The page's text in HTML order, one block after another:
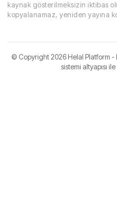
kaynak gösterilmeksizin iktibas
kopyalanamaz, yeniden yayına
© Copyright2026 Helal Platform -
sistemi altyapısı ile